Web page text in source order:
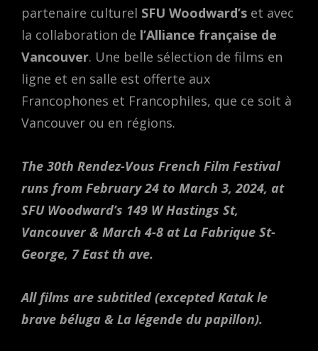
partenaire culturel SFU Woodward’s et avec
la collaboration de l’Alliance française de
Vancouver. Une belle sélection de films en
ligne et en salle est offerte aux
Francophones et Francophiles, que ce soit à
Vancouver ou en régions.
The 30th Rendez-Vous French Film Festival
runs from February 24 to March 3, 2024, at
SFU Woodward’s 149 W Hastings St,
Vancouver & March 4-8 at La Fabrique St-
George, 7 East th ave.
All films are subtitled (excepted Katak le
brave béluga & La légende du papillon).